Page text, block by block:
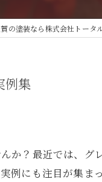
の塗装なら株式会社トータ
例集
か？最近では、
例にも注目が集